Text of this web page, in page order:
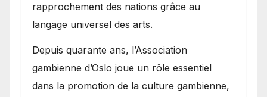
rapprochement des nations grâce au
langage universel des arts.
​Depuis quarante ans, l’Association
gambienne d’Oslo joue un rôle essentiel
dans la promotion de la culture gambienne,